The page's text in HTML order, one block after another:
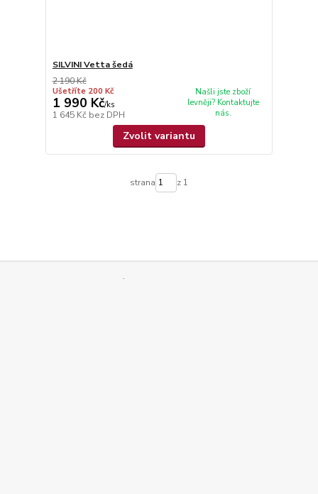
SILVINI Vetta šedá
2 190 Kč
Ušetříte 200 Kč
1 990 Kč/ks
1 645 Kč bez DPH
Našli jste zboží
levněji? Kontaktujte
nás.
Zvolit variantu
strana z 1
.